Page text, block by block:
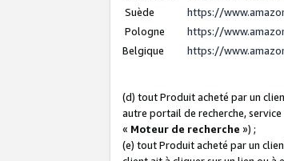
Suède
https://
Pologne
https://
Belgique
https://
(d) tout Produit acheté par un
autre portail de recherche,
« Moteur de recherche ») ;
(e) tout Produit acheté par un